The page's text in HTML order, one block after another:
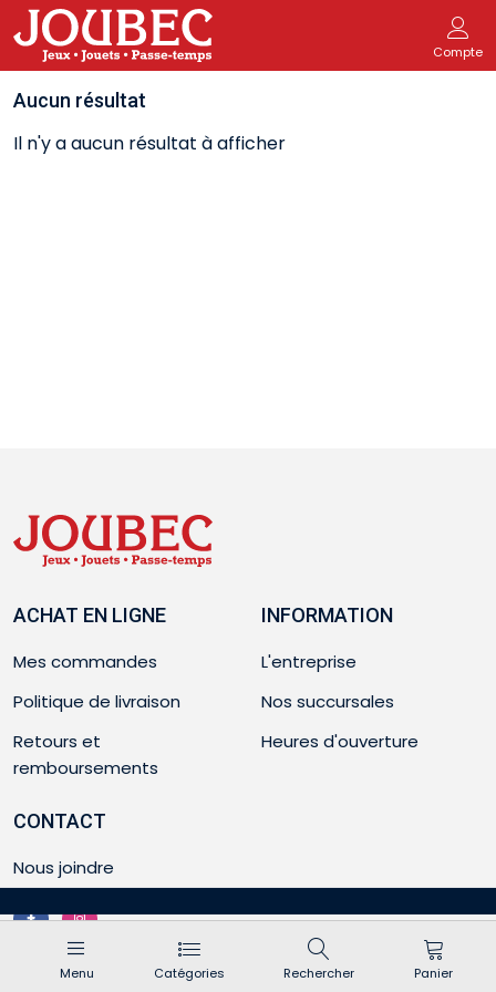
Compte
Menu Catégories Rechercher Panier
Aucun résultat
Il n'y a aucun résultat à afficher
ACHAT EN LIGNE
Mes commandes
Politique de livraison
Retours et
remboursements
INFORMATION
L'entreprise
Nos succursales
Heures d'ouverture
CONTACT
Nous joindre